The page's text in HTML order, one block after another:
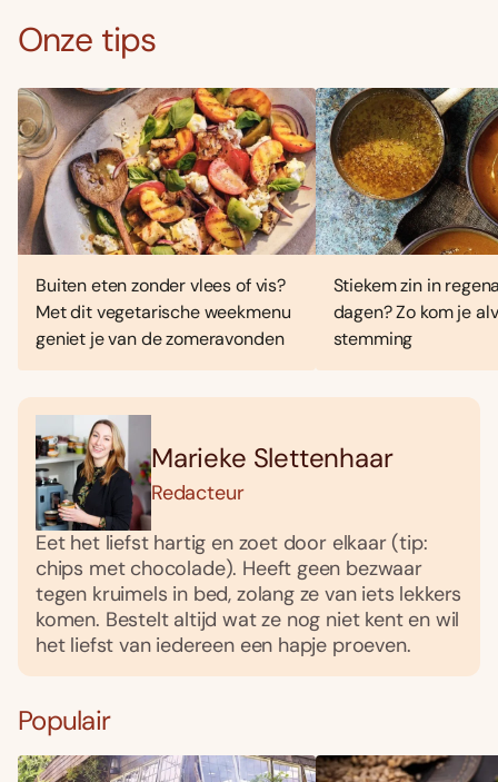
Onze tips
Buiten eten zonder vlees of vis?
Met dit vegetarische weekmenu
geniet je van de zomeravonden
Stiekem zin in
dagen? Zo kom je
stemming
Marieke Slettenhaar
Redacteur
Eet het liefst hartig en zoet door elkaar (tip:
chips met chocolade). Heeft geen bezwaar
tegen kruimels in bed, zolang ze van iets lekkers
komen. Bestelt altijd wat ze nog niet kent en wil
het liefst van iedereen een hapje proeven.
Populair